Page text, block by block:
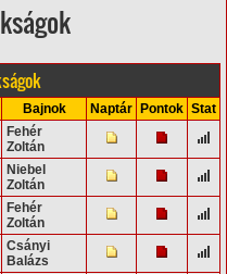
Bajnok Naptár Pontok Stat
Fehér
Zoltán
Niebel
Zoltán
Fehér
Zoltán
Csányi
Balázs